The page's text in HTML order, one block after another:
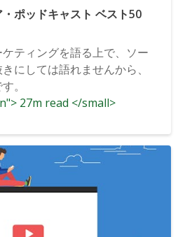
ポッドキャスト ベスト50
ティングを語る上で、ソー
にしては語れませんから、
。
27m read </small>